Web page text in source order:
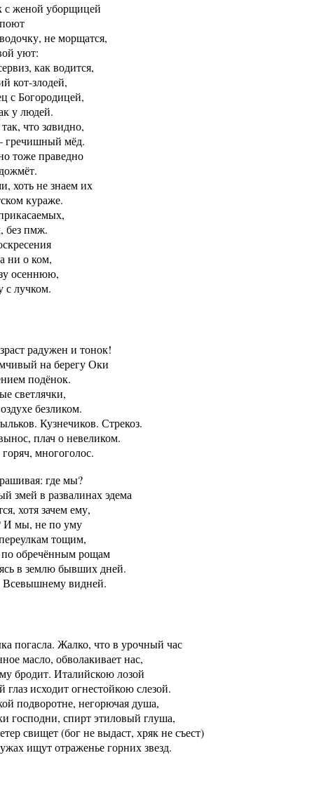
женой уборщицей
не морщатся,
уют:
как водится,
кот-злодей,
с Богородицей,
у людей.
что завидно,
мёд.
тоже праведно
хоть не знаем их
кураже.
без пмж.
ни о ком,
осеннюю,
с лучком.
радужен и тонок!
на берегу Оки
подёнок.
светлячки,
безликом.
Кузнечиков. Стрекоз.
плач о невеликом.
многоголос.
где мы?
змей в развалинах эдема
хотя зачем ему,
И мы, не по уму
тощим,
обречённым рощам
в землю бывших дней.
видней.
погасла. Жалко, что в урочный час
масло, обволакивает нас,
бродит. Италийскою лозой
исходит огнестойкою слезой.
подворотне, негорючая душа,
господни, спирт этиловый глуша,
свищет (бог не выдаст, хряк не съест)
ищут отраженье горних звезд.